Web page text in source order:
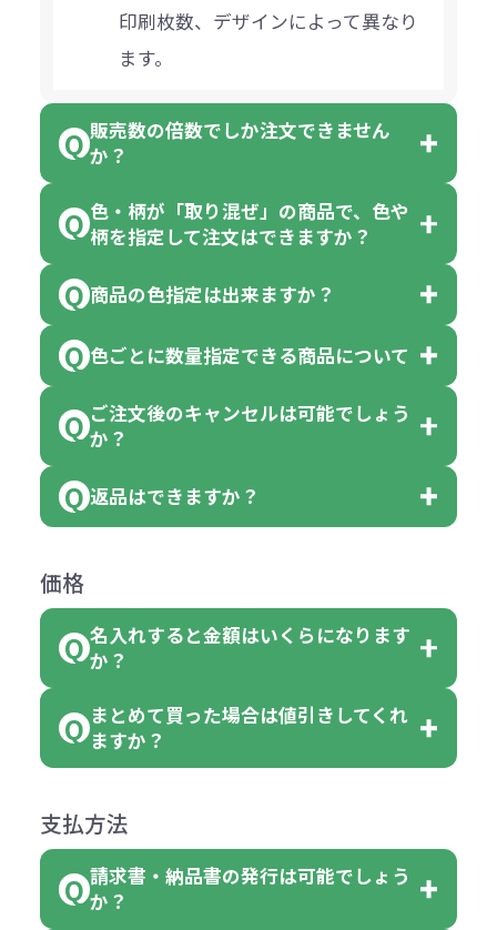
印刷枚数、デザインによって異なり
ます。
販売数の倍数でしか注文できません
か？
一部商品（※）を除き、注文可能数
です。
個、20個と10個単位でのご注文とな
ります。
【例】注文可能数が100個の場合
は、100個以上でしたら、何個でも
可能です。
色・柄が「取り混ぜ」の商品で、色や
柄を指定して注文はできますか？
「色・柄 取り混ぜ」のラベルがつい
ている商品は、色指定不可となって
ん。
但し、ロゴなど名入れ印刷をされる
費用）
商品の色指定は出来ますか？
色指定できる商品もございますが商
品の詳細に「色・柄 取り混ぜ」のラ
ベルや商品画像に「〇色取混ぜ」な
れ等分で100個ずつ入って参ります。
（割り切れない場合は数個単位で前
色指定できる商品に付きましては商
品詳細の購入の所で色が選べるよう
になっております。
色ごとに数量指定できる商品について
「選べる本体色」のラベルが付いて
す。
い。
例えば…
クエアトート」を300個注文した場
クエアトート」は10個単位でしたら
色を指定出来るので、ピンクを100
個、ブルーを90個、イエローを110
ご注文後のキャンセルは可能でしょう
か？
お客様都合でのキャンセルは、制作
がございます。
ご注文の際は、十分にご確認・ご検
返品はできますか？
めご了承ください。
ただし下記の場合は承っております
●初期不良または不良品（破損、故
障）の場合
合
●名入れ、オリジナルの内容が異な
っていた場合
価格
名入れすると金額はいくらになります
か？
名入れありの場合の代金の計算方法
は下記の通りです。
計算例：
＜1色印刷の場合＞
（提供価格（商品代）+名入れ費用
まとめて買った場合は値引きしてくれ
ますか？
商品によりますが、お見積もりさせ
ていただきます。
見積もりサポートから個別でお問い
支払方法
請求書・納品書の発行は可能でしょう
か？